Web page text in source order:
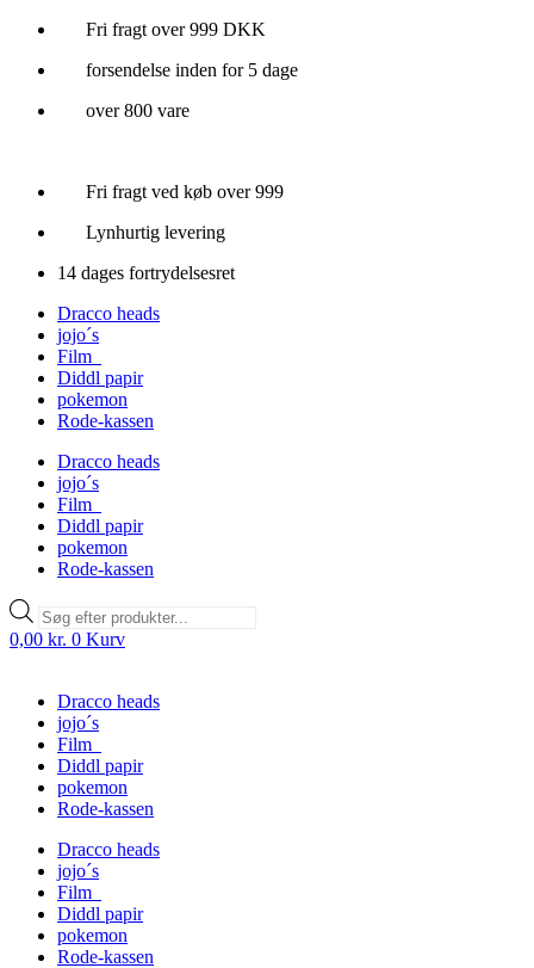
Videre
indhold
Fri fragt over 999 DKK
forsendelse inden for 5 dage
over 800 vare
Fri fragt ved køb over 999
Lynhurtig levering
14 dages fortrydelsesret
Dracco heads
jojo´s
Film
Diddl papir
pokemon
Rode-kassen
Dracco heads
jojo´s
Film
Diddl papir
pokemon
Rode-kassen
Products
search
0,00 kr. 0 Kurv
Dracco heads
jojo´s
Film
Diddl papir
pokemon
Rode-kassen
Dracco heads
jojo´s
Film
Diddl papir
pokemon
Rode-kassen